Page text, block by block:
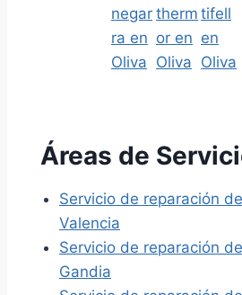
Áreas de
Servicio de reparación
Valencia
Servicio de reparación
Gandia